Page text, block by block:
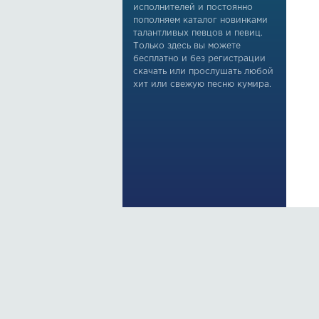
исполнителей и постоянно
пополняем каталог новинками
талантливых певцов и певиц.
Только здесь вы можете
бесплатно и без регистрации
скачать или прослушать любой
хит или свежую песню кумира.